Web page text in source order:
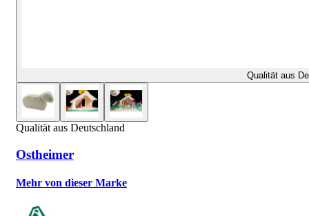
Qualität aus
Qualität aus Deutschland
Ostheimer
Mehr von dieser Marke